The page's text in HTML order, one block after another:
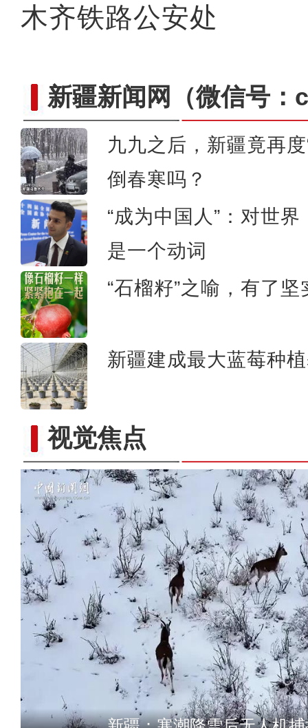
木齐铁路公安处
新疆新闻网 （微信号
九九之后，新疆竟再
倒春寒吗？
“成为中国人”：对世
是一个动词
“石榴籽”之喻，有了
新疆建成最大蓝莓种
视觉焦点
新疆：航拍博格
乌鲁木齐暴雪阻通行 部